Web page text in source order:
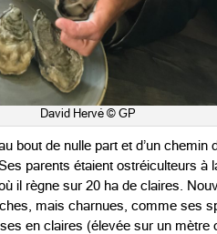
David Hervé © GP
bout de nulle part et d’un chemin
parents étaient ostréiculteurs à
il règne sur 20 ha de claires.
mais charnues, comme ses
en claires (élevée sur un